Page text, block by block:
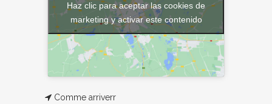
Haz clic para aceptar las cookies de
marketing y activar este contenido
Comme arriverr